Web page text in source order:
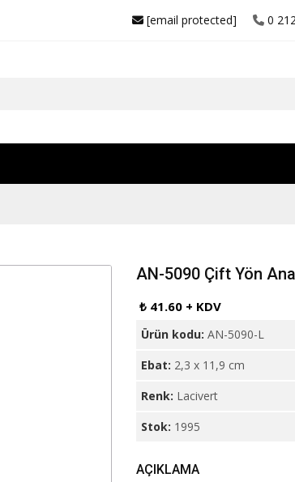
0
[email protected]
AN-5090 Çift Yön
₺ 41.60 + KDV
Ürün kodu:AN-5090-L
Ebat: 2,3 x 11,9 cm
Renk: Lacivert
Stok: 1995
AÇIKLAMA